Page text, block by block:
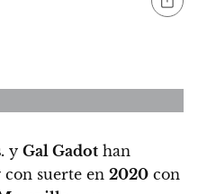
y Gal Gadot han
suerte en 2020 con